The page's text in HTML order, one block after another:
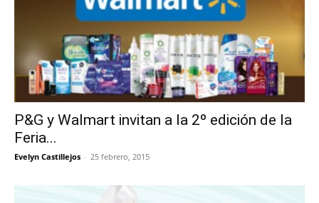
P&G y Walmart invitan a la 2º edición de la
Feria...
Evelyn Castillejos - 25 febrero, 2015